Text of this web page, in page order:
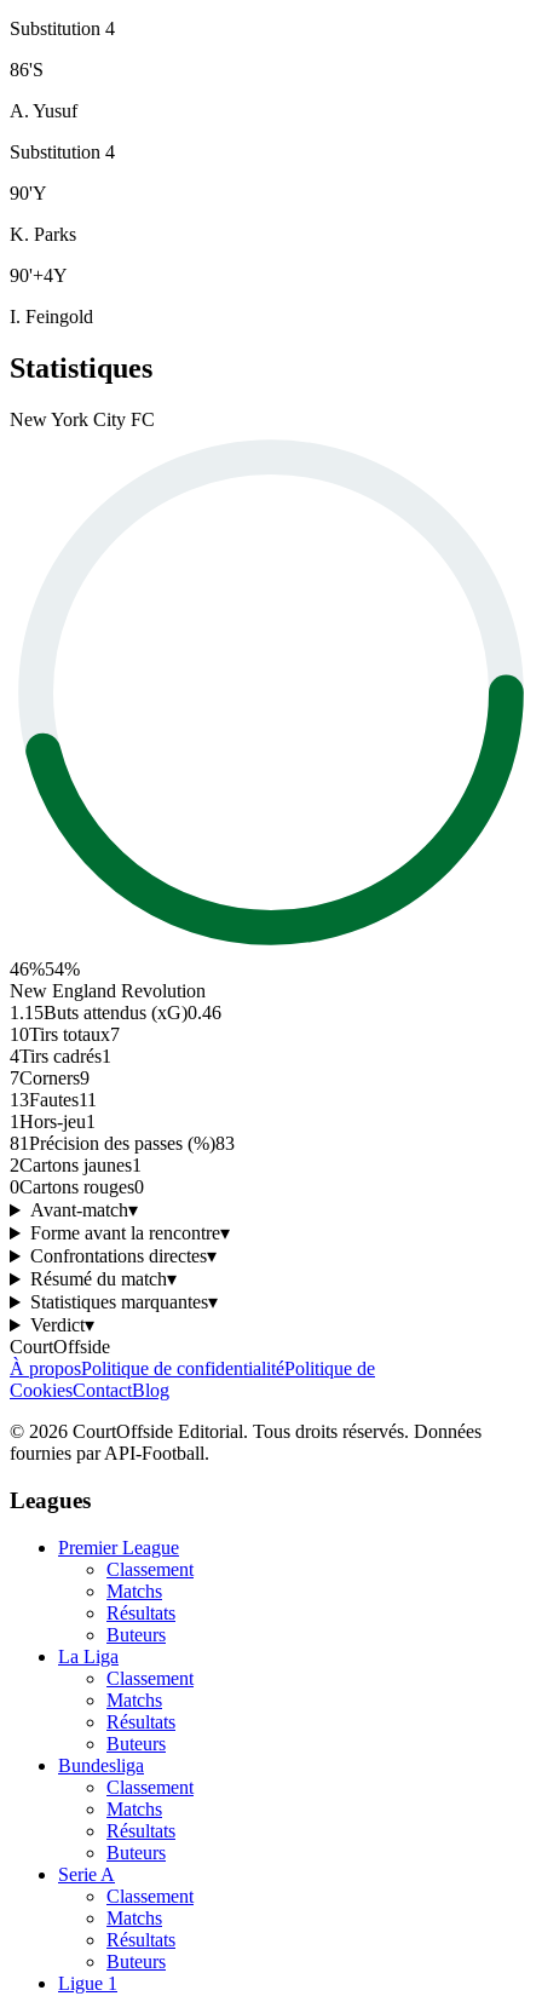
Substitution 4
86'S
A. Yusuf
Substitution 4
90'Y
K. Parks
90'+4Y
I. Feingold
Statistiques
New York City FC
46%54%
New England Revolution
1.15Buts attendus (xG)0.46
10Tirs totaux7
4Tirs cadrés1
7Corners9
13Fautes11
1Hors-jeu1
81Précision des passes (%)83
2Cartons jaunes1
0Cartons rouges0
Avant-match▾
Forme avant la rencontre▾
Confrontations directes▾
Résumé du match▾
Statistiques marquantes▾
Verdict▾
CourtOffside
À proposPolitique de confidentialitéPolitique de
CookiesContactBlog
© 2026 CourtOffside Editorial. Tous droits réservés. Données
fournies par API-Football.
Leagues
Premier League
Classement
Matchs
Résultats
Buteurs
La Liga
Classement
Matchs
Résultats
Buteurs
Bundesliga
Classement
Matchs
Résultats
Buteurs
Serie A
Classement
Matchs
Résultats
Buteurs
Ligue 1